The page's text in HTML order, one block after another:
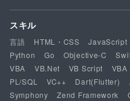
スキル
言語 HTML・CSS JavaScript
Python
Go Objective-C
VBA
VB.Net VB Script VBA
PL/SQL
VC++ Dart(Flutter)
Symphony
Zend Framework